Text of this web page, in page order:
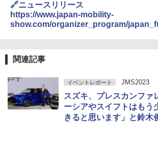
🔗ニュースリリース
https://www.japan-mobility-
show.com/organizer_program/
関連記事
イベントレポート JMS2023
スズキ、プレスカンファ
ーシアやスイフトはもう
きると思います」と鈴木